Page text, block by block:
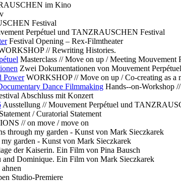
im Kino
Festival
Perpétuel und TANZRAUSCHEN Festival
Festival Opening – Rex-Filmtheater
// Rewriting Histories.
Masterclass // Move on up / Meeting Mouvement
Zwei Dokumentationen von Mouvement
Power WORKSHOP // Move on up / Co-creating as a
Dance Filmmaking Hands--on-Workshop
Abschluss mit Konzert
Ausstellung // Mouvement Perpétuel und
/ Curatorial Statement
// on move / move on
through my garden - Kunst von Mark Sieczkarek
my garden - Kunst von Mark Sieczkarek
der Kaiserin. Ein Film von Pina Bausch
and Dominique. Ein Film von Mark Sieczkarek
Studio-Premiere